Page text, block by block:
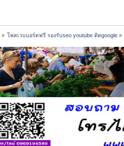
» โพสเวบบอร์ดฟรี รองรับseo youtube ติดgoogle»